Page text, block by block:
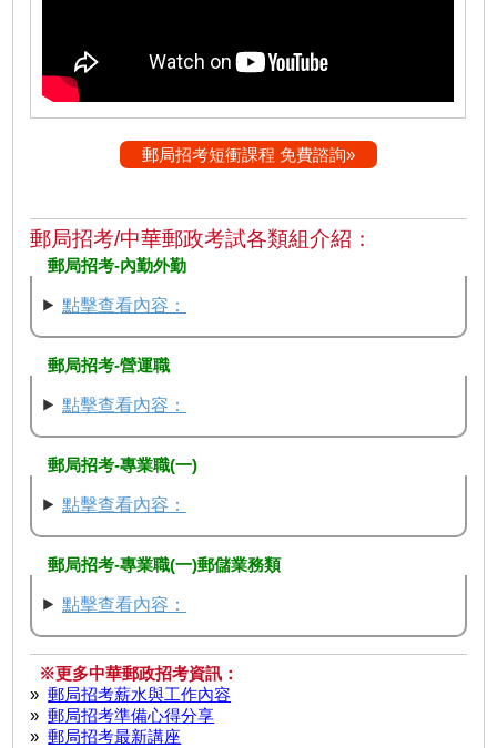
郵局招考短衝課程 免費諮詢»
郵局招考/中華郵政考試各類組介紹：
郵局招考-內勤外勤
點擊查看內容：
郵局招考-營運職
點擊查看內容：
郵局招考-專業職(一)
點擊查看內容：
郵局招考-專業職(一)郵儲業務類
點擊查看內容：
※更多中華郵政招考資訊：
» 郵局招考薪水與工作內容
» 郵局招考準備心得分享
» 郵局招考最新講座